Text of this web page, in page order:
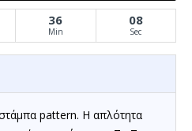
pattern. Η απλότητα
36
Min
08
Sec